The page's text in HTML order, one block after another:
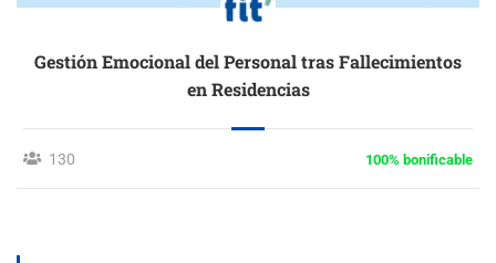
Gestión Emocional del Personal tras Fallecimientos
en Residencias
130 100% bonificable